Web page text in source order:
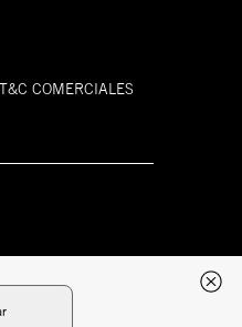
T&C COMERCIALES